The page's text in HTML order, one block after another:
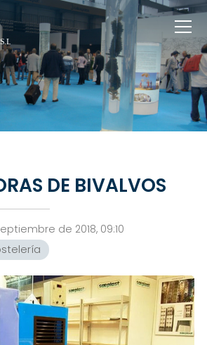
DE BIVALVOS
de 2018, 09:10